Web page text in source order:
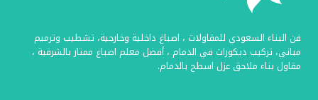
الابواب
الخشب
بالدمام
فن البناء السعودي للمقاولات ، اصباغ داخلية وخارجية، تشطيب وترميم
مباني، تركيب ديكورات في الدمام ، أفضل معلم اصباغ ممتاز بالشرقية ،
مقاول بناء ملاحق عزل اسطح بالدمام.